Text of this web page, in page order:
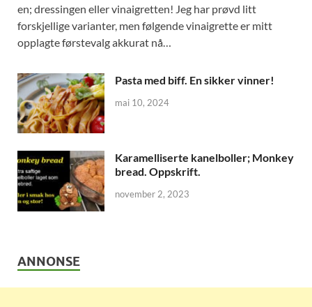
en; dressingen eller vinaigretten! Jeg har prøvd litt
forskjellige varianter, men følgende vinaigrette er mitt
opplagte førstevalg akkurat nå…
Pasta med biff. En sikker vinner!
mai 10, 2024
Karamelliserte kanelboller; Monkey
bread. Oppskrift.
november 2, 2023
ANNONSE